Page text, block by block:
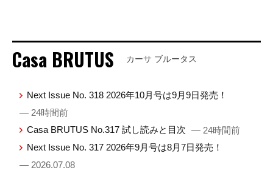
Casa BRUTUS カーサ ブルータス
Next Issue No. 318 2026年10月号は9月9日発売！
— 24時間前
Casa BRUTUS No.317 試し読みと目次 — 24時間前
Next Issue No. 317 2026年9月号は8月7日発売！
— 2026.07.08